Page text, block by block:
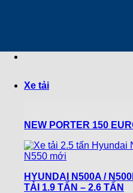
Xe tải
NEW PORTER 150
HYUNDAI N500A /
TẢI 1.9 TẤN – 2.6 TẤN